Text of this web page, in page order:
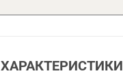
ХАРАКТЕРИСТИКИ